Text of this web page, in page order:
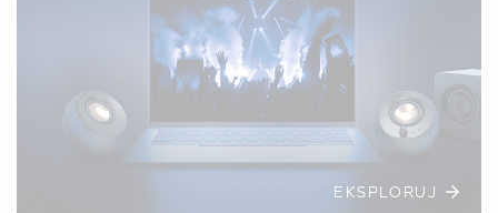
EKSPLORUJ